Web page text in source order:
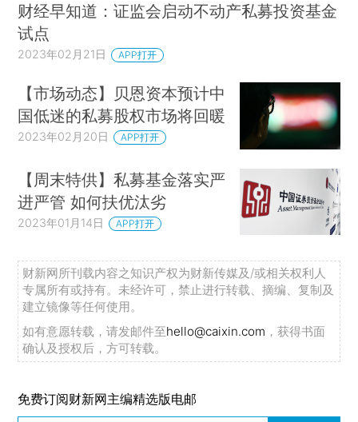
财经早知道：证监会启动不动产私募投资基金
试点
2023年02月21日 APP打开
【市场动态】贝恩资本预计中
国低迷的私募股权市场将回暖
2023年02月20日 APP打开
【周末特供】私募基金落实严
进严管 如何扶优汰劣
2023年01月14日 APP打开
财新网所刊载内容之知识产权为财新传媒及/或相关权利人
专属所有或持有。未经许可，禁止进行转载、摘编、复制及
建立镜像等任何使用。
如有意愿转载，请发邮件至hello@caixin.com ，获得书面
确认及授权后，方可转载。
免费订阅财新网主编精选版电邮